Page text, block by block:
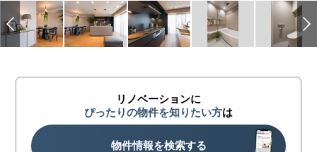
リノベーションに
ぴったりの物件を知りたい方は
物件情報を検索する